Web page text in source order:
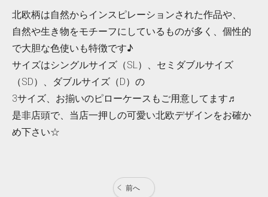
北欧柄は自然からインスピレーションされた作品や、
自然や生き物をモチーフにしているものが多く、個性的
で大胆な色使いも特徴です♪
サイズはシングルサイズ（SL）、セミダブルサイズ
（SD）、ダブルサイズ（D）の
3サイズ、お揃いのピローケースもご用意してます♬
是非店頭で、当店一押しの可愛い北欧デザインをお確か
め下さい☆
前へ